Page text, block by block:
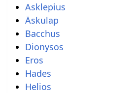
Asklepius
Äskulap
Bacchus
Dionysos
Eros
Hades
Helios